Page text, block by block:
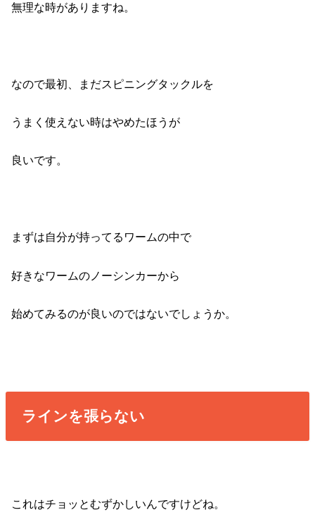
無理な時がありますね。
なので最初、まだスピニングタックルを
うまく使えない時はやめたほうが
良いです。
まずは自分が持ってるワームの中で
好きなワームのノーシンカーから
始めてみるのが良いのではないでしょうか。
ラインを張らない
これはチョッとむずかしいんですけどね。